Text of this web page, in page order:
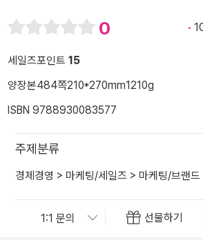
0
세일즈포인트 15
양장본484쪽210*270mm1210g
ISBN 9788930083577
주제분류
경제경영 > 마케팅/세일즈 > 마케팅/브랜드
선물하기